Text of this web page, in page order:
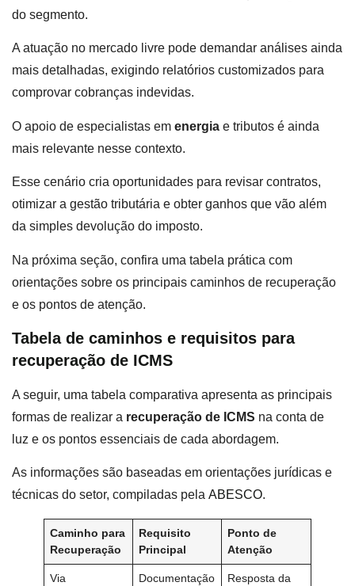
do segmento.
A atuação no mercado livre pode demandar análises ainda
mais detalhadas, exigindo relatórios customizados para
comprovar cobranças indevidas.
O apoio de especialistas em energia e tributos é ainda
mais relevante nesse contexto.
Esse cenário cria oportunidades para revisar contratos,
otimizar a gestão tributária e obter ganhos que vão além
da simples devolução do imposto.
Na próxima seção, confira uma tabela prática com
orientações sobre os principais caminhos de recuperação
e os pontos de atenção.
Tabela de caminhos e requisitos para
recuperação de ICMS
A seguir, uma tabela comparativa apresenta as principais
formas de realizar a recuperação de ICMS na conta de
luz e os pontos essenciais de cada abordagem.
As informações são baseadas em orientações jurídicas e
técnicas do setor, compiladas pela ABESCO.
Caminho para
Recuperação
Requisito
Principal
Ponto de
Atenção
Via
Documentação
Resposta da